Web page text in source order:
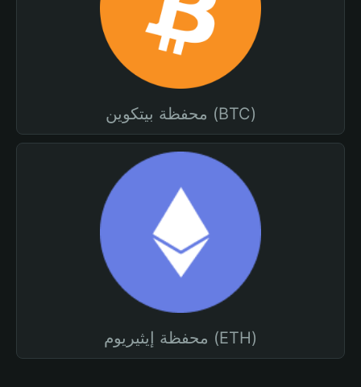
محفظة بيتكوين (BTC)
محفظة إيثيريوم (ETH)